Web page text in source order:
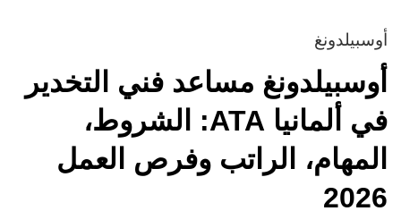
أوسبيلدونغ
أوسبيلدونغ مساعد فني التخدير
في ألمانيا ATA: الشروط،
المهام، الراتب وفرص العمل
2026